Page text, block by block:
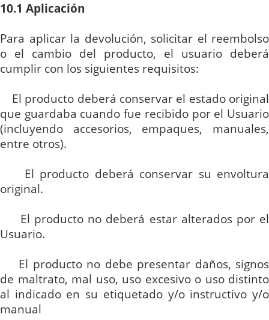
10.1 Aplicación
Para aplicar la devolución, solicitar el reembolso
o el cambio del producto, el usuario deberá
cumplir con los siguientes requisitos:
El producto deberá conservar el estado original
que guardaba cuando fue recibido por el Usuario
(incluyendo accesorios, empaques, manuales,
entre otros).
El producto deberá conservar su envoltura
original.
El producto no deberá estar alterados por el
Usuario.
El producto no debe presentar daños, signos
de maltrato, mal uso, uso excesivo o uso distinto
al indicado en su etiquetado y/o instructivo y/o
manual